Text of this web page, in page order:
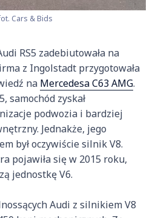
Cars & Bids
RS5 zadebiutowała na
z Ingolstadt przygotowała
na Mercedesa C63 AMG.
samochód zyskał
podwozia i bardziej
Jednakże, jego
był oczywiście silnik V8.
pojawiła się w 2015 roku,
jednostkę V6.
Audi z silnikiem V8